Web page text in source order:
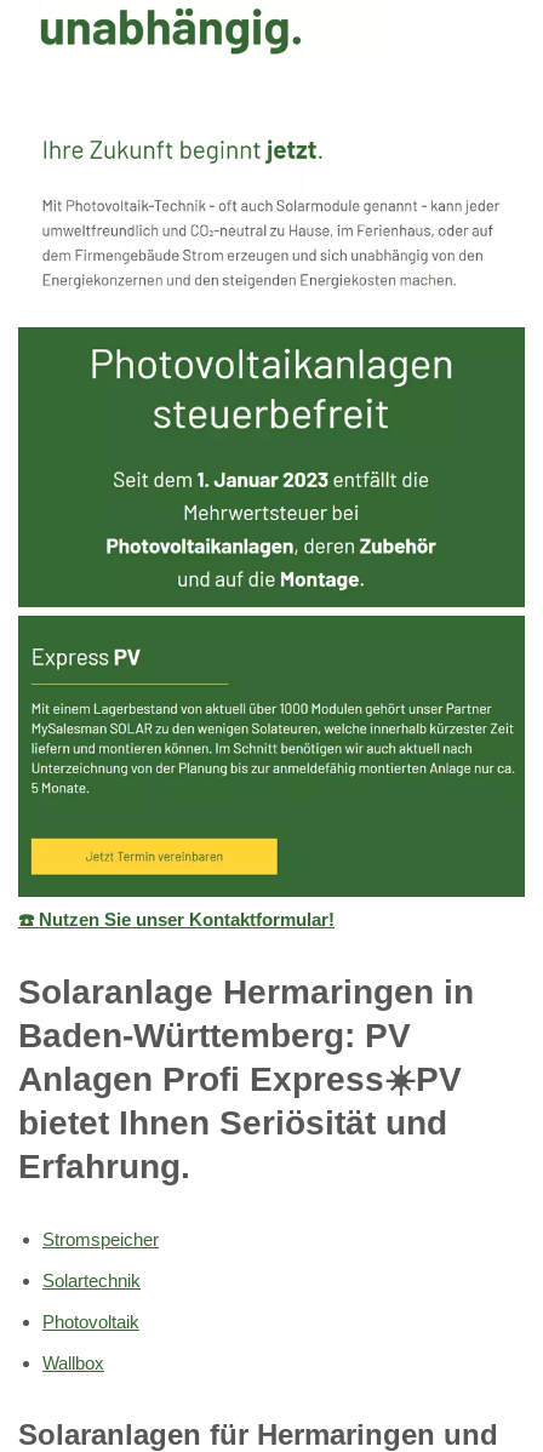
☎️ Nutzen Sie unser Kontaktformular!
Solaranlage Hermaringen in
Baden-Württemberg: PV
Anlagen Profi Express☀️PV️
bietet Ihnen Seriösität und
Erfahrung.
Stromspeicher
Solartechnik
Photovoltaik
Wallbox
Solaranlagen für Hermaringen und